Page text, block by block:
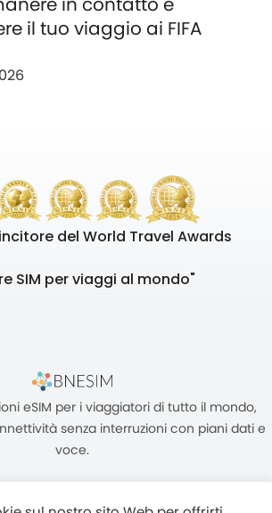
il tuo viaggio ai FIFA
del World Travel Awards
SIM per viaggi al mondo"
eSIM per i viaggiatori di tutto il mondo,
senza interruzioni con piani dati e
voce.